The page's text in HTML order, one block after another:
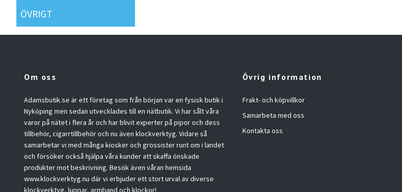
ÖVRIGT
Om oss
Adamsbutik.se är ett företag som från början var en fysisk butik i
Nyköping men sedan utvecklades till en nätbutik. Vi har sålt våra
varor på nätet i flera år och har blivit experter på pipor och dess
tillbehör, cigarrtillbehör och nu även klockverktyg. Vidare så
samarbetar vi med många kiosker och grossister runt om i landet
och försöker också hjälpa våra kunder att skaffa önskade
produkter mot beskrivning. Besök även våran hemsida
www.klockverktyg.nu där vi erbjuder ett stort urval av diverse
klockverktyg, luppar, armband och klockor!
Övrig information
Frakt- och köpvillkor
Samarbeta med oss
Kontakta oss